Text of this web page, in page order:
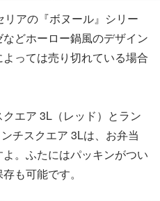
アの『ボヌール』シリー
どホーロー鍋風のデザイン
っては売り切れている場合
エア 3L（レッド）とラン
チスクエア 3Lは、お弁当
。ふたにはパッキンがつい
も可能です。